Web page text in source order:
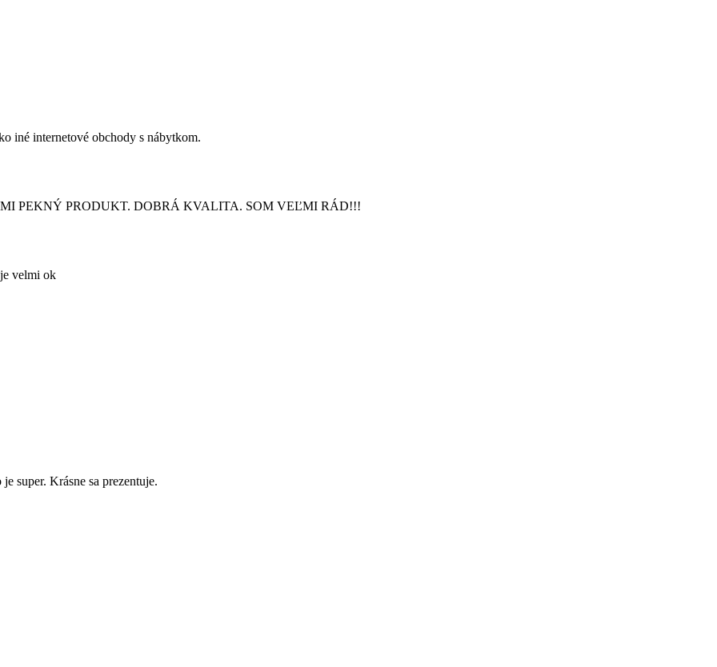
iné internetové obchody s nábytkom.
PEKNÝ PRODUKT. DOBRÁ KVALITA. SOM VEĽMI RÁD!!!
velmi ok
super. Krásne sa prezentuje.